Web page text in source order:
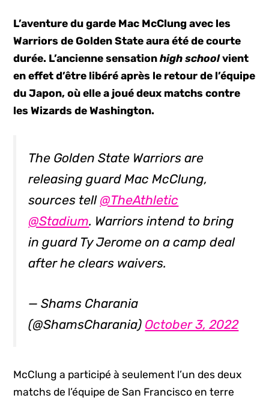
L’aventure du garde Mac McClung avec les
Warriors de Golden State aura été de courte
durée. L’ancienne sensationhigh schoolvient
en effet d’être libéré après le retour de l’équipe
du Japon, où elle a joué deux matchs contre
les Wizards de Washington.
The Golden State Warriors are
releasing guard Mac McClung,
sources tell @TheAthletic
@Stadium. Warriors intend to bring
in guard Ty Jerome on a camp deal
after he clears waivers.
— Shams Charania
(@ShamsCharania) October 3, 2022
McClung a participé à seulement l’un des deux
matchs de l’équipe de San Francisco en terre